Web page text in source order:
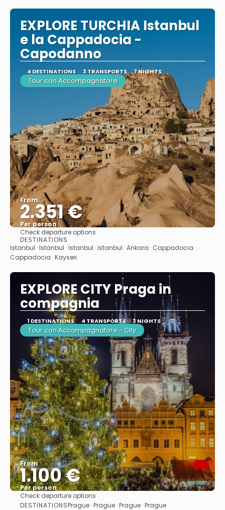
EXPLORE TURCHIA Istanbul
e la Cappadocia -
Capodanno
4 DESTINATIONS 3 TRANSPORTS 7 NIGHTS
Tour con Accompagnatore
From
2.351 €
Per person
Check departure options
DESTINATIONS
Istanbul · Istanbul · Istanbul · Istanbul · Ankara · Cappadocia ·
Cappadocia · Kayseri
EXPLORE CITY Praga in
compagnia
1 DESTINATIONS 4 TRANSPORTS 3 NIGHTS
Tour con Accompagnatore - City
From
1.100 €
Per person
Check departure options
DESTINATIONSPrague · Prague · Prague · Prague